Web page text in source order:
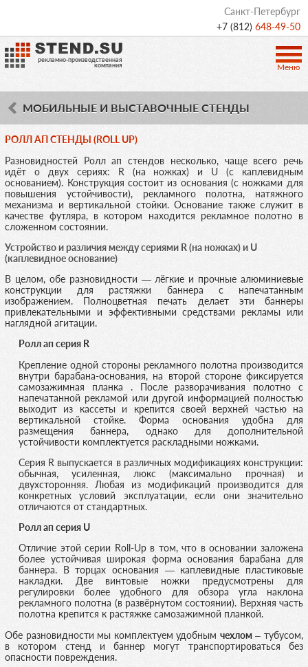
рекламно-производственная
компания
Санкт-Петербург
+7 (812)648-49-50
Меню
МОБИЛЬНЫЕ И ВЫСТАВОЧНЫЕ СТЕНДЫ
РОЛЛ АП СТЕНДЫ (ROLL UP)
Разновидностей Ролл ап стендов несколько, чаще всего речь
идёт о двух сериях: R (на ножках) и U (с каплевидным
основанием). Конструкция состоит из основания (с ножками для
повышения устойчивости), рекламного полотна, натяжного
механизма и вертикальной стойки. Основание также служит в
качестве футляра, в котором находится рекламное полотно в
сложенном состоянии.
Устройство и различия между сериями R (на ножках) и U
(каплевидное основание)
В целом, обе разновидности — лёгкие и прочные алюминиевые
конструкции для растяжки баннера с напечатанным
изображением. Полноцветная печать делает эти баннеры
привлекательными и эффективными средствами рекламы или
наглядной агитации.
Ролл ап серия R
Крепление одной стороны рекламного полотна производится
внутри барабана-основания, на второй стороне фиксируется
самозажимная планка . После разворачивания полотно с
напечатанной рекламой или другой информацией полностью
выходит из кассеты и крепится своей верхней частью на
вертикальной стойке. Форма основания удобна для
размещения баннера, однако для дополнительной
устойчивости комплектуется раскладными ножками.
Серия R выпускается в различных модификациях конструкции:
обычная, усиленная, люкс (максимально прочная) и
двухсторонняя. Любая из модификаций производится для
конкретных условий эксплуатации, если они значительно
отличаются от стандартных.
Ролл ап серия U
Отличие этой серии Roll-Up в том, что в основании заложена
более устойчивая широкая форма основания барабана для
баннера. В торцах основания — каплевидные пластиковые
накладки. Две винтовые ножки предусмотрены для
регулировки более удобного для обзора угла наклона
рекламного полотна (в развёрнутом состоянии). Верхняя часть
полотна крепится к растяжке самозажимной планкой.
Обе разновидности мы комплектуем удобным чехлом– тубусом,
в котором стенд и баннер могут транспортироваться без
опасности повреждения.